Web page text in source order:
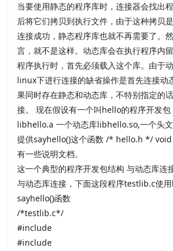
当要使用静态的程序库时，连接器会找出
后将它们拷贝到执行文件，由于这种拷贝
连接成功，静态程序库也就不再需要了。
言，就不是这样。动态库会在执行程序内
程序执行时，首先必须载入这个库。由于
linux下进行连接的缺省操作是首先连接动
果同时存在静态和动态库，不特别指定的
接。 现在假设有一个叫hello的程序开发
libhello.a 一个动态库libhello.so,一个头
提供sayhello()这个函数 /* hello.h */ void
有一些说明文档。
这一个典型的程序开发包结构 与动态库连
与动态库连接，下面这段程序testlib.c使用
sayhello()函数
/*testlib.c*/
#include
#include